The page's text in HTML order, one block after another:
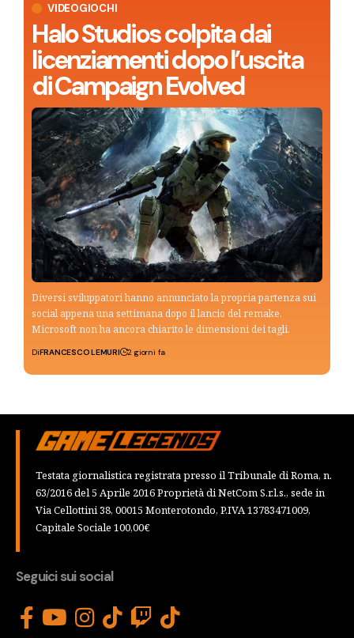
VIDEOGIOCHI
Halo Studios colpita dai
licenziamenti dopo l’uscita
di Campaign Evolved
Diversi sviluppatori hanno annunciato la propria partenza sui
social appena una settimana dopo il lancio del remake.
Microsoft non ha ancora chiarito le dimensioni dei tagli.
DiFRANCESCO LEMURI 2 giorni fa
Testata giornalistica registrata presso il Tribunale di Roma, n.
63/2016 del 5 Aprile 2016 Proprietà di NetCom S.r.l.s., sede in
Via Cellottini 38, 00015 Monterotondo, P.IVA 13783471009,
Capitale Sociale 100,00€
Seguici sui social